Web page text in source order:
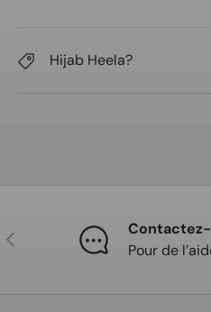
Hijab Heela?
Précédent
Pour de